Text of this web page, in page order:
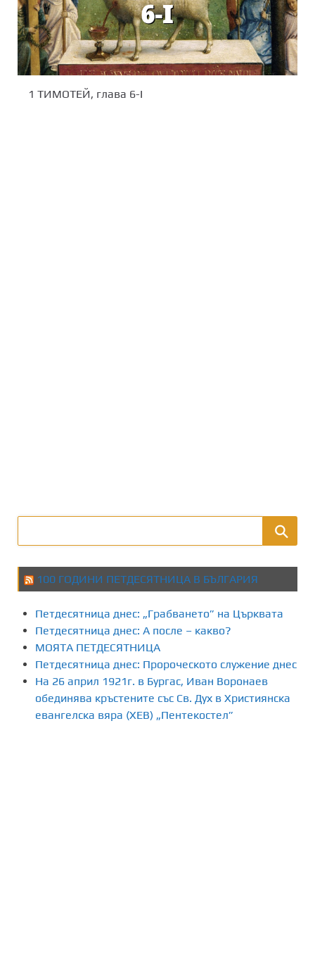
1 ТИМОТЕЙ, глава 6-I
100 ГОДИНИ ПЕТДЕСЯТНИЦА В БЪЛГАРИЯ
Петдесятница днес: „Грабването” на Църквата
Петдесятница днес: А после – какво?
МОЯТА ПЕТДЕСЯТНИЦА
Петдесятница днес: Пророческото служение днес
На 26 април 1921г. в Бургас, Иван Воронаев
обединява кръстените със Св. Дух в Християнска
евангелска вяра (ХЕВ) „Пентекостел”